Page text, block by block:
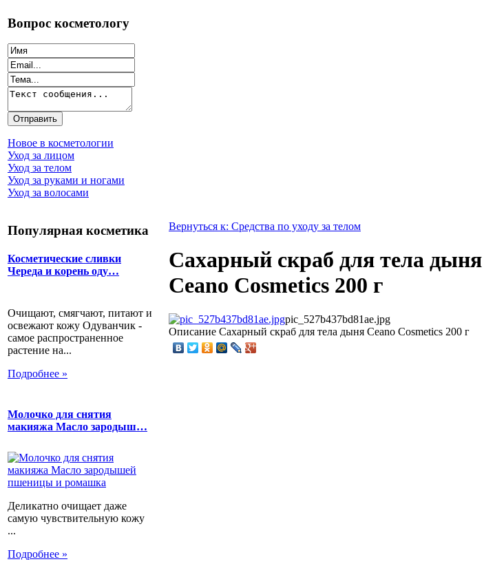
Вопрос косметологу
Новое в косметологии
Уход за лицом
Уход за телом
Уход за руками и ногами
Уход за волосами
Популярная косметика
Косметические сливки
Череда и корень оду…
Очищают, смягчают, питают и
освежают кожу Одуванчик -
самое распространенное
растение на...
Подробнее »
Молочко для снятия
макияжа Масло зародыш…
Деликатно очищает даже
самую чувствительную кожу
...
Подробнее »
Вернуться к: Средства по уходу за телом
Сахарный скраб для тела дыня
Ceano Cosmetics 200 г
pic_527b437bd81ae.jpg
Описание Сахарный скраб для тела дыня Ceano Cosmetics 200 г